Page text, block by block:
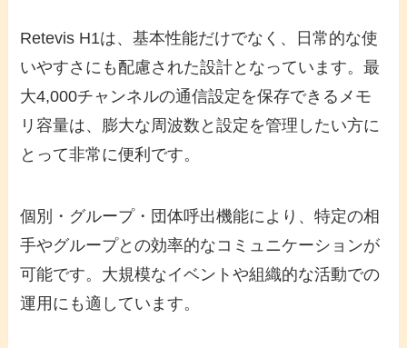
Retevis H1は、基本性能だけでなく、日常的な使
いやすさにも配慮された設計となっています。最
大4,000チャンネルの通信設定を保存できるメモ
リ容量は、膨大な周波数と設定を管理したい方に
とって非常に便利です。
個別・グループ・団体呼出機能により、特定の相
手やグループとの効率的なコミュニケーションが
可能です。大規模なイベントや組織的な活動での
運用にも適しています。